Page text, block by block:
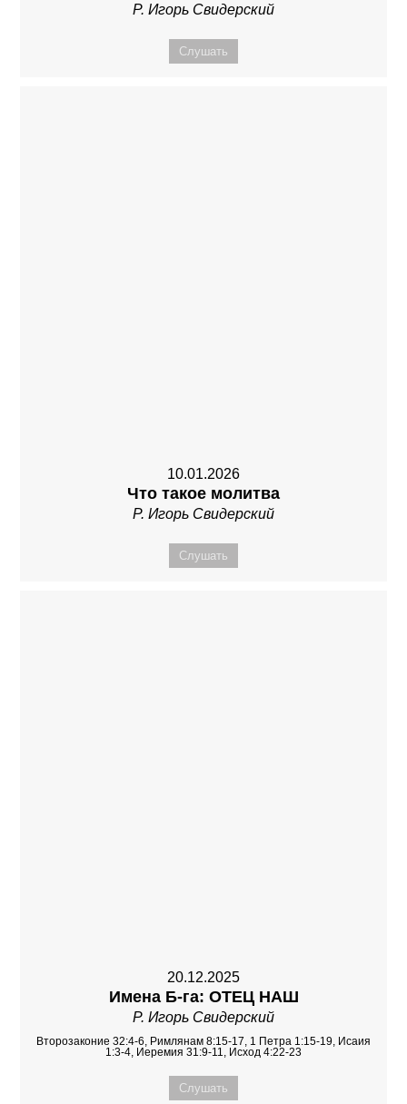
Р. Игорь Свидерский
Слушать
10.01.2026
Что такое молитва
Р. Игорь Свидерский
Слушать
20.12.2025
Имена Б-га: ОТЕЦ НАШ
Р. Игорь Свидерский
Второзаконие 32:4-6, Римлянам 8:15-17, 1 Петра 1:15-19, Исаия
1:3-4, Иеремия 31:9-11, Исход 4:22-23
Слушать